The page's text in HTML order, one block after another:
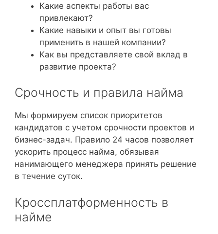
Какие аспекты работы вас
привлекают?
Какие навыки и опыт вы готовы
применить в нашей компании?
Как вы представляете свой вклад в
развитие проекта?
Срочность и правила найма
Мы формируем список приоритетов
кандидатов с учетом срочности проектов и
бизнес-задач. Правило 24 часов позволяет
ускорить процесс найма, обязывая
нанимающего менеджера принять решение
в течение суток.
Кроссплатформенность в
найме